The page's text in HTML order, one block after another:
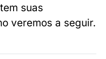
suas
veremos a seguir.